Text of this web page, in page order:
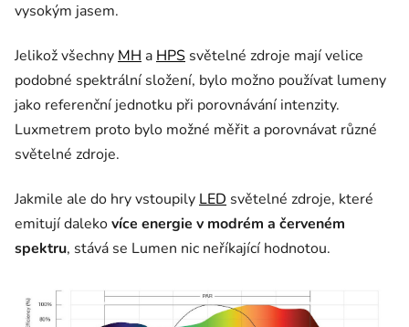
vysokým jasem.
Jelikož všechny MH a HPS světelné zdroje mají velice
podobné spektrální složení, bylo možno používat lumeny
jako referenční jednotku při porovnávání intenzity.
Luxmetrem proto bylo možné měřit a porovnávat různé
světelné zdroje.
Jakmile ale do hry vstoupily LED světelné zdroje, které
emitují dalekovíce energie v modrém a červeném
spektru, stává se Lumen nic neříkající hodnotou.